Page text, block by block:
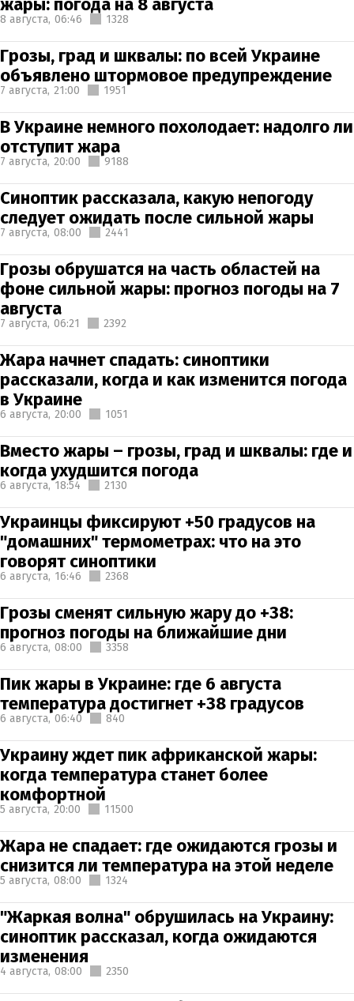
8 августа, 06:46 1328
Грозы, град и шквалы: по всей Украине
объявлено штормовое предупреждение
7 августа, 21:00 1951
В Украине немного похолодает: надолго ли
отступит жара
7 августа, 20:00 9188
Синоптик рассказала, какую непогоду
следует ожидать после сильной жары
7 августа, 08:00 2441
Грозы обрушатся на часть областей на
фоне сильной жары: прогноз погоды на 7
августа
7 августа, 06:21 2392
Жара начнет спадать: синоптики
рассказали, когда и как изменится погода
в Украине
6 августа, 20:00 1051
Вместо жары – грозы, град и шквалы: где и
когда ухудшится погода
6 августа, 18:54 2130
Украинцы фиксируют +50 градусов на
"домашних" термометрах: что на это
говорят синоптики
6 августа, 16:46 2368
Грозы сменят сильную жару до +38:
прогноз погоды на ближайшие дни
6 августа, 08:00 3358
Пик жары в Украине: где 6 августа
температура достигнет +38 градусов
6 августа, 06:40 840
Украину ждет пик африканской жары:
когда температура станет более
комфортной
5 августа, 20:00 11500
Жара не спадает: где ожидаются грозы и
снизится ли температура на этой неделе
5 августа, 08:00 1324
"Жаркая волна" обрушилась на Украину:
синоптик рассказал, когда ожидаются
изменения
4 августа, 08:00 2350